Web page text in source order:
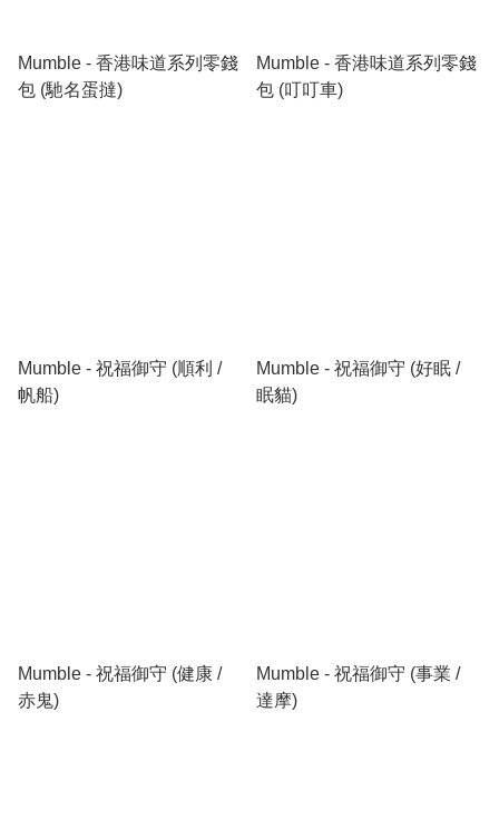
Mumble - 香港味道系列零錢
包 (馳名蛋撻)
Mumble - 香港味道系列零錢
包 (叮叮車)
Mumble - 祝福御守 (順利 /
帆船)
Mumble - 祝福御守 (好眠 /
眠貓)
Mumble - 祝福御守 (健康 /
赤鬼)
Mumble - 祝福御守 (事業 /
達摩)